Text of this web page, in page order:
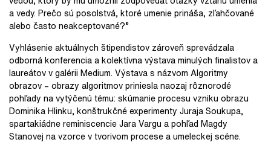
a vedy. Prečo sú posolstvá, ktoré umenie prináša, zľahčované
alebo často neakceptované?”
Vyhlásenie aktuálnych štipendistov zároveň sprevádzala
odborná konferencia a kolektívna výstava minulých finalistov a
laureátov v galérii Medium. Výstava s názvom Algoritmy
obrazov – obrazy algoritmov priniesla naozaj rôznorodé
pohľady na vytýčenú tému: skúmanie procesu vzniku obrazu
Dominika Hlinku, konštrukčné experimenty Juraja Soukupa,
spartakiádne reminiscencie Jara Vargu a pohľad Magdy
Stanovej na vzorce v tvorivom procese a umeleckej scéne.